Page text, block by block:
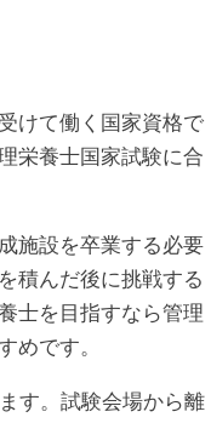
けて働く国家資格で
栄養士国家試験に合
施設を卒業する必要
積んだ後に挑戦する
士を目指すなら管理
めです。
す。試験会場から離